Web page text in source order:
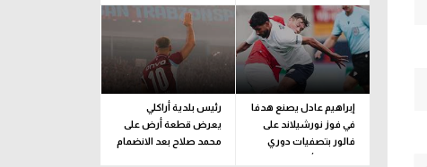
إبراهيم عادل يصنع هدفا
في فوز نورشيلاند على
فالور بتصفيات دوري
المؤتمر الأوروبي
رئيس بلدية أراكلي
يعرض قطعة أرض على
محمد صلاح بعد الانضمام